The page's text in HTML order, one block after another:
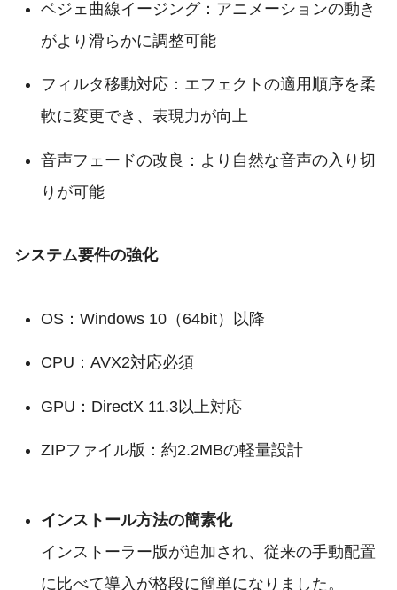
ベジェ曲線イージング：アニメーションの動き
がより滑らかに調整可能
フィルタ移動対応：エフェクトの適用順序を柔
軟に変更でき、表現力が向上
音声フェードの改良：より自然な音声の入り切
りが可能
システム要件の強化
OS：Windows 10（64bit）以降
CPU：AVX2対応必須
GPU：DirectX 11.3以上対応
ZIPファイル版：約2.2MBの軽量設計
インストール方法の簡素化
インストーラー版が追加され、従来の手動配置
に比べて導入が格段に簡単になりました。